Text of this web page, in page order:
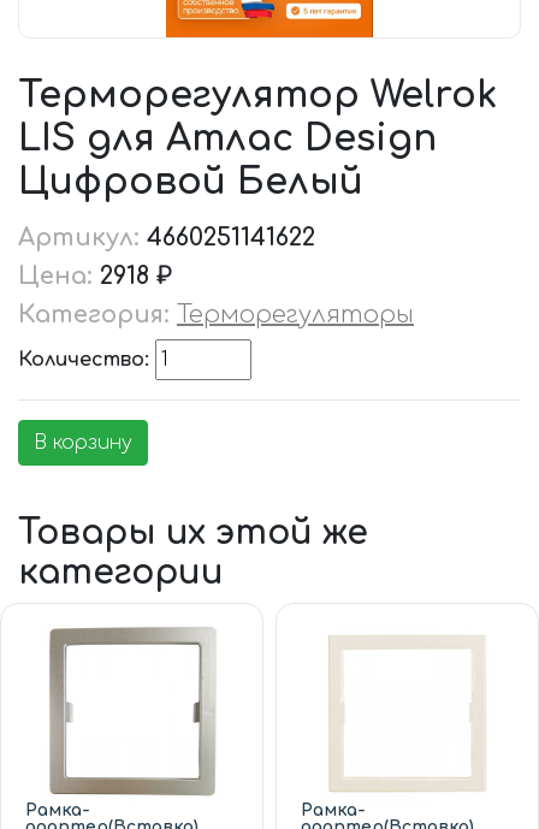
Терморегулятор Welrok
LIS для Атлас Design
Цифровой Белый
Артикул: 4660251141622
Цена: 2918 ₽
Категория:
Терморегуляторы
Количество:
В корзину
Товары их этой же
категории
Рамка-
Рамка-